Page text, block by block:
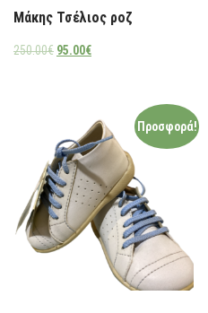
Μάκης Τσέλιος ροζ
250.00€ 95.00€
Προσφορά!